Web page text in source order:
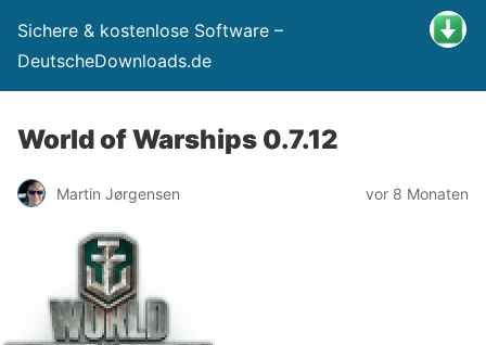
Sichere & kostenlose Software –
DeutscheDownloads.de
World of Warships 0.7.12
Martin Jørgensen vor 8 Monaten